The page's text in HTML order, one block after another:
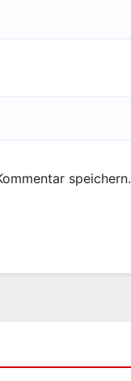
speichern.